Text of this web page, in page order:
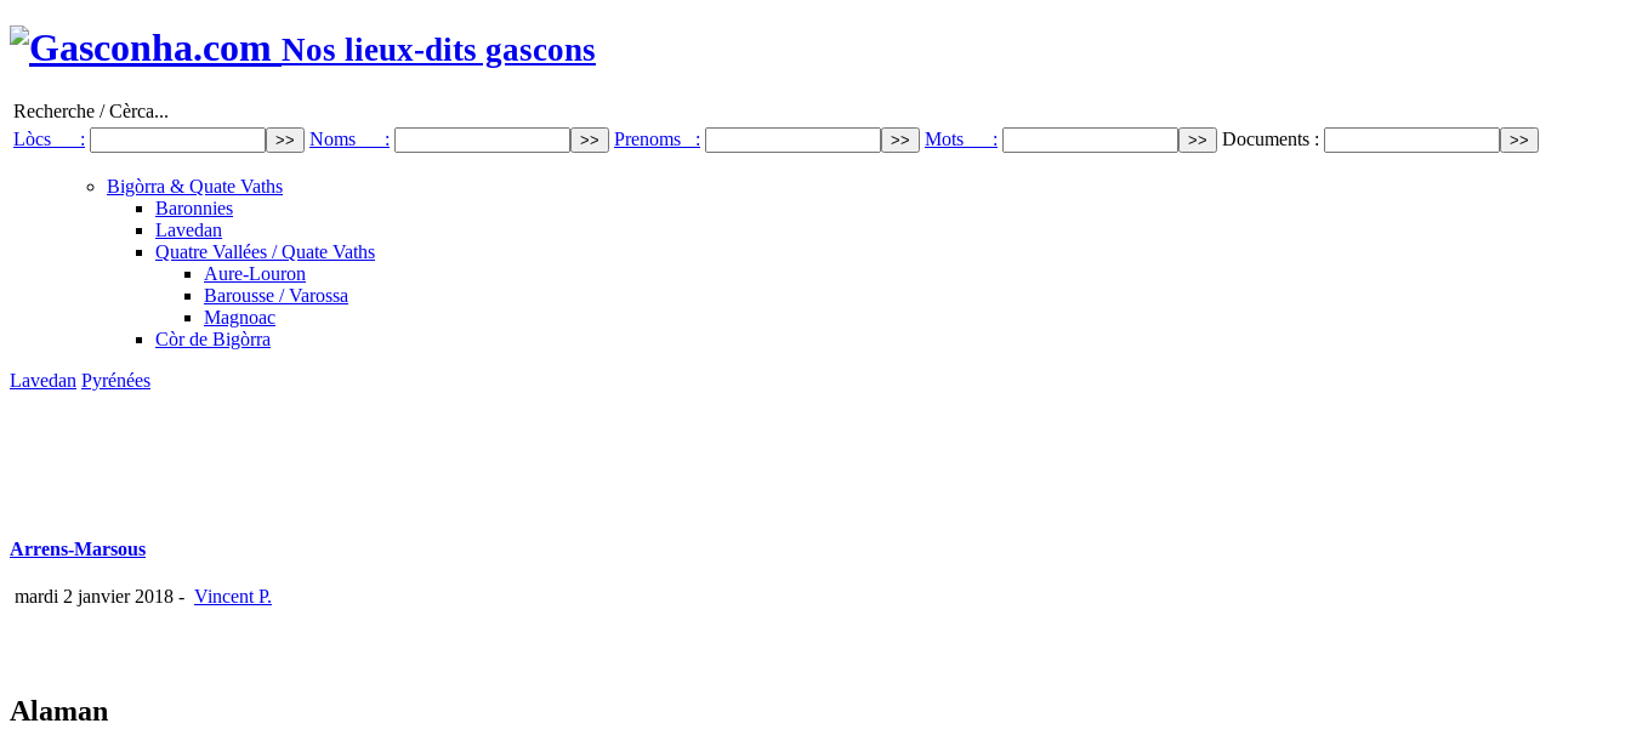
Nos lieux-dits gascons
Recherche / Cèrca...
Lòcs :
Noms : Prenoms : Mots : Documents :
Bigòrra & Quate Vaths
Baronnies
Lavedan
Quatre Vallées / Quate Vaths
Aure-Louron
Barousse / Varossa
Magnoac
Còr de Bigòrra
Lavedan Pyrénées
Arrens-Marsous
mardi 2 janvier 2018 - Vincent P.
Alaman